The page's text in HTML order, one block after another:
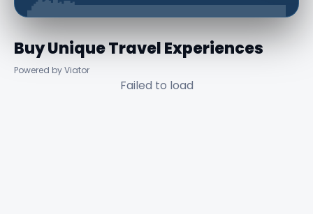
Buy Unique Travel Experiences
Powered by Viator
Failed to load